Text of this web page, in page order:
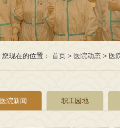
您现在的位置： 首页 > 医院动态 > 医
医院新闻 职工园地